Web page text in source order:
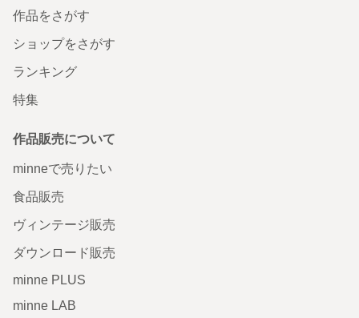
作品をさがす
ショップをさがす
ランキング
特集
作品販売について
minneで売りたい
食品販売
ヴィンテージ販売
ダウンロード販売
minne PLUS
minne LAB